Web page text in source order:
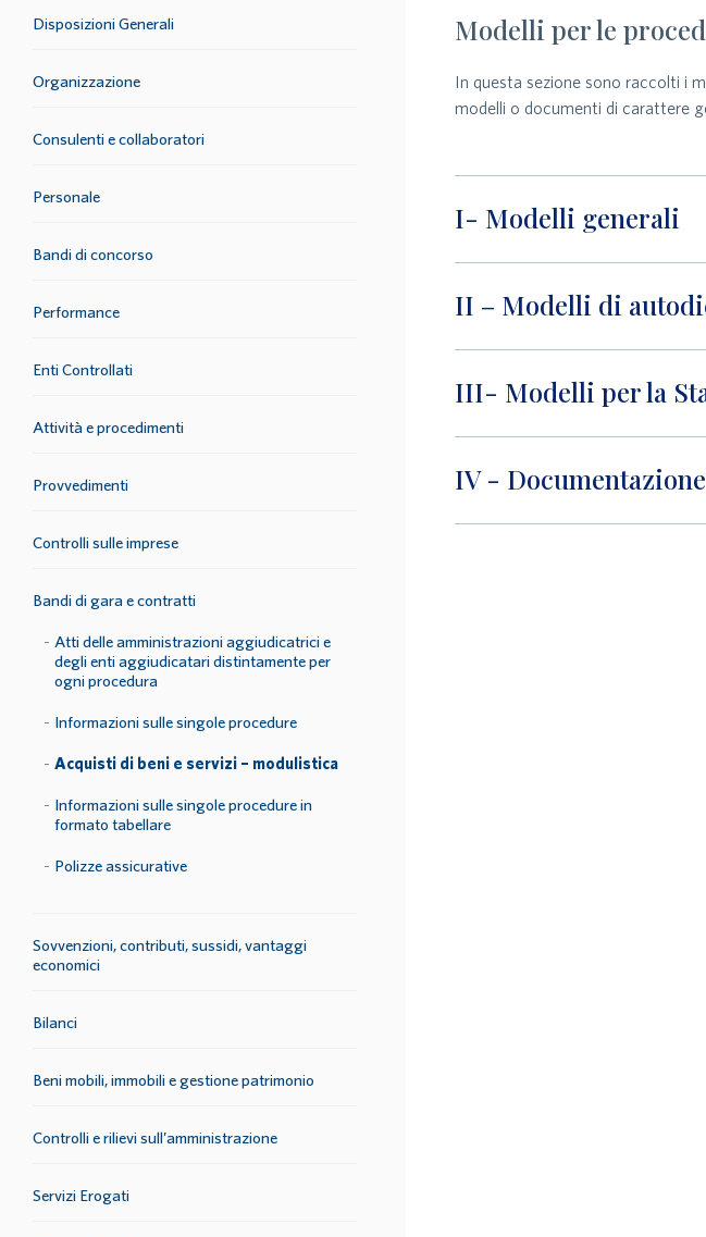
Disposizioni Generali
Organizzazione
Consulenti e collaboratori
Personale
Bandi di concorso
Performance
Enti Controllati
Attività e procedimenti
Provvedimenti
Controlli sulle imprese
Bandi di gara e contratti
Atti delle amministrazioni aggiudicatrici e
degli enti aggiudicatari distintamente per
ogni procedura
Informazioni sulle singole procedure
Acquisti di beni e servizi – modulistica
Informazioni sulle singole procedure in
formato tabellare
Polizze assicurative
Sovvenzioni, contributi, sussidi, vantaggi
economici
Bilanci
Beni mobili, immobili e gestione patrimonio
Controlli e rilievi sull’amministrazione
Servizi Erogati
Modelli per le
In questa sezione sono raccolti i
modelli o documenti di carattere
I- Modelli generali
II – Modelli di
III- Modelli per la
IV -